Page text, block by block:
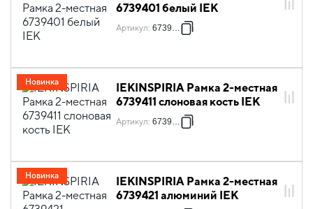
6739401 белый IEK
Артикул: 6739401
IEKINSPIRIA Рамка 2-местная
6739411 слоновая кость IEK
Артикул: 6739411
Новинка
IEKINSPIRIA Рамка 2-местная
6739421 алюминий IEK
Новинка